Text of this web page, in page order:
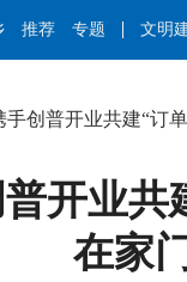
推荐 专题 文明
手创普开业共建“订
开业共
在家